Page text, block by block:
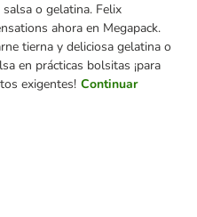
salsa o gelatina. Felix
ahora en Megapack.
tierna y deliciosa gelatina o
en prácticas bolsitas ¡para
exigentes! Continuar